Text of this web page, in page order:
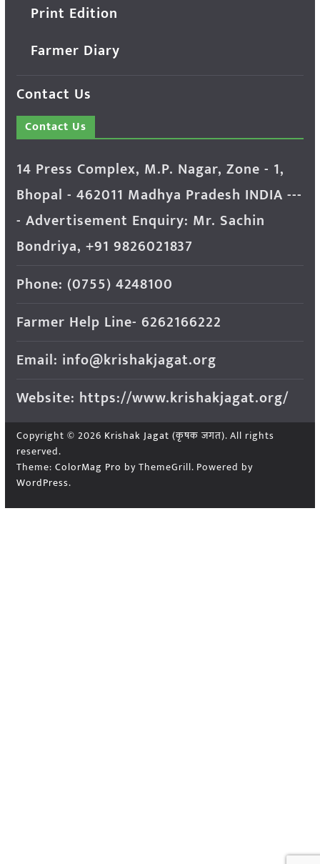
Print Edition
Farmer Diary
Contact Us
Contact Us
14 Press Complex, M.P. Nagar, Zone - 1,
Bhopal - 462011 Madhya Pradesh INDIA ---
- Advertisement Enquiry: Mr. Sachin
Bondriya, +91 9826021837
Phone: (0755) 4248100
Farmer Help Line- 6262166222
Email: info@krishakjagat.org
Website: https://www.krishakjagat.org/
Copyright © 2026 Krishak Jagat (कृषक जगत). All rights
reserved.
Theme: ColorMag Pro by ThemeGrill. Powered by
WordPress.